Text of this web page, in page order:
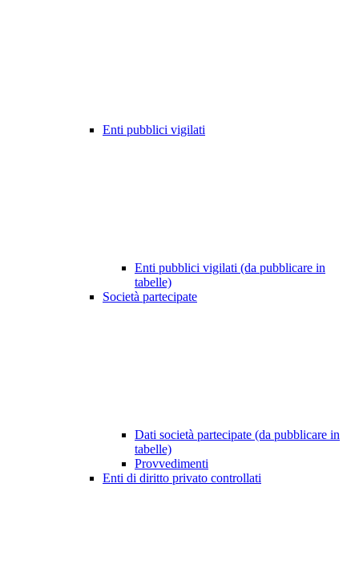
Enti pubblici vigilati
Enti pubblici vigilati (da pubblicare in
tabelle)
Società partecipate
Dati società partecipate (da pubblicare in
tabelle)
Provvedimenti
Enti di diritto privato controllati